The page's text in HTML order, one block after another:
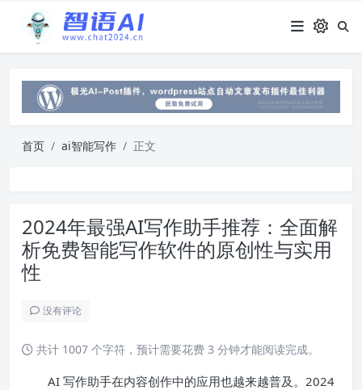
首页 ai智能写作 正文
2024年最强AI写作助手推荐：全面解
析免费智能写作软件的原创性与实用
性
没有评论
共计 1007 个字符，预计需要花费 3 分钟才能阅读完成。
AI 写作助手在内容创作中的应用也越来越普及。2024